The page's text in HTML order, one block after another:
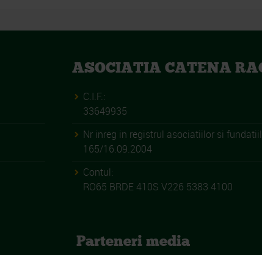
ASOCIATIA CATENA
C.I.F.:
33649935
Nr inreg in registrul asociatiilor si
165/16.09.2004
Contul:
RO65 BRDE 410S V226 5383 4100
Parteneri media